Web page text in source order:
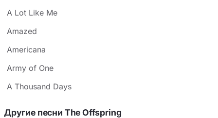
A Lot Like Me
Amazed
Americana
Army of One
A Thousand Days
Другие песни The Offspring